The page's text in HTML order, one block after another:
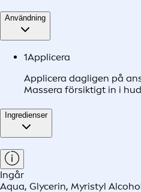
Användning
1Applicera
Applicera dagligen på
Massera försiktigt in i
Ingredienser
Ingår
Aqua, Glycerin, Myristyl